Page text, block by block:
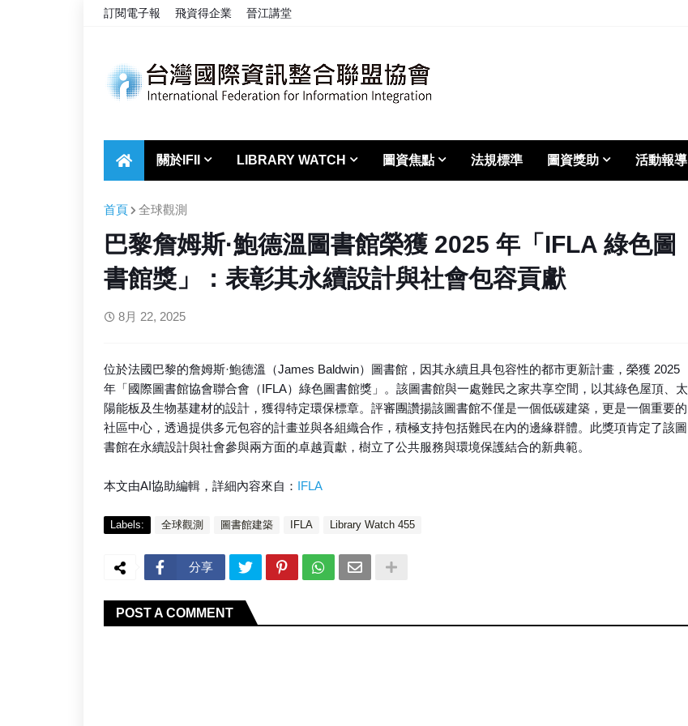
訂閱電子報 飛資得企業 晉江講堂
關於IFII LIBRARY WATCH 圖資焦點 法規標準 圖資獎助 活動報導
首頁 全球觀測
巴黎詹姆斯·鮑德溫圖書館榮獲 2025 年「IFLA 綠色圖
書館獎」：表彰其永續設計與社會包容貢獻
8月 22, 2025
位於法國巴黎的詹姆斯·鮑德溫（James Baldwin）圖書館，因其永續且具包容性的都市更新計畫，榮獲 2025
年「國際圖書館協會聯合會（IFLA）綠色圖書館獎」。該圖書館與一處難民之家共享空間，以其綠色屋頂、太
陽能板及生物基建材的設計，獲得特定環保標章。評審團讚揚該圖書館不僅是一個低碳建築，更是一個重要的
社區中心，透過提供多元包容的計畫並與各組織合作，積極支持包括難民在內的邊緣群體。此獎項肯定了該圖
書館在永續設計與社會參與兩方面的卓越貢獻，樹立了公共服務與環境保護結合的新典範。
本文由AI協助編輯，詳細內容來自： IFLA
Labels: 全球觀測 圖書館建築 IFLA Library Watch 455
分享
POST A COMMENT